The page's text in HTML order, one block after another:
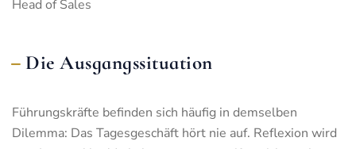
Head of Sales
Die Ausgangssituation
Führungskräfte befinden sich häufig in demselben
Dilemma: Das Tagesgeschäft hört nie auf. Reflexion wird